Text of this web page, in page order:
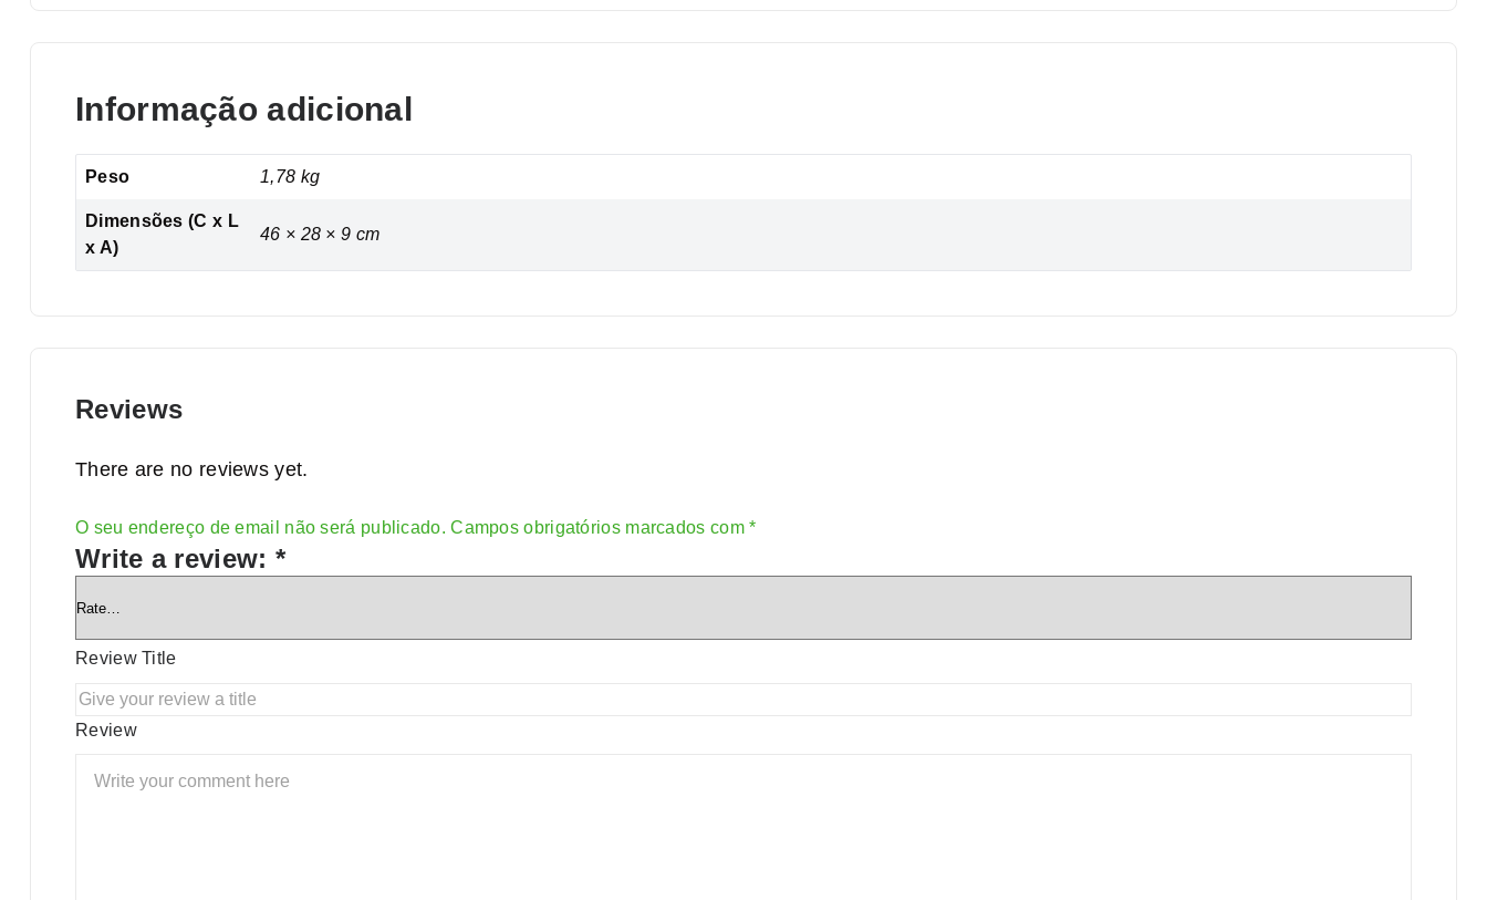
Informação adicional
Peso 1,78 kg
Dimensões (C x L
x A)
46 × 28 × 9 cm
Reviews
There are no reviews yet.
O seu endereço de email não será publicado. Campos obrigatórios marcados com*
Write a review: *
Review Title
Review
Alternative: